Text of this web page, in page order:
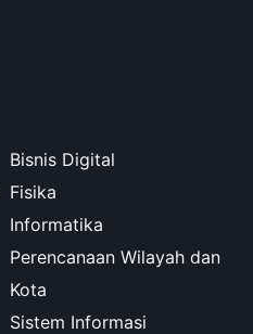
Bisnis Digital
Fisika
Informatika
Perencanaan Wilayah dan
Kota
Sistem Informasi